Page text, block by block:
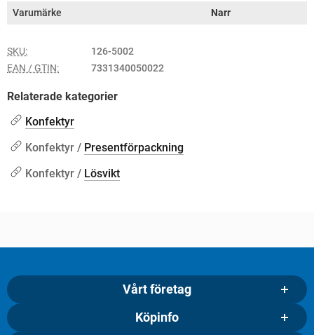
Varumärke Narr
SKU:
126-5002
EAN / GTIN:
7331340050022
Relaterade kategorier
Konfektyr
Konfektyr / Presentförpackning
Konfektyr / Lösvikt
Vårt företag
Köpinfo